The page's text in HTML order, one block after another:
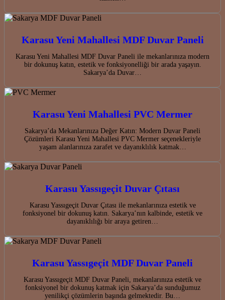
Karasu Yeni Mahallesi MDF Duvar Paneli
Karasu Yeni Mahallesi MDF Duvar Paneli ile mekanlarınıza modern
bir dokunuş katın, estetik ve fonksiyonelliği bir arada yaşayın.
Sakarya’da Duvar…
Karasu Yeni Mahallesi PVC Mermer
Sakarya’da Mekanlarınıza Değer Katın: Modern Duvar Paneli
Çözümleri Karasu Yeni Mahallesi PVC Mermer seçenekleriyle
yaşam alanlarınıza zarafet ve dayanıklılık katmak…
Karasu Yassıgeçit Duvar Çıtası
Karasu Yassıgeçit Duvar Çıtası ile mekanlarınıza estetik ve
fonksiyonel bir dokunuş katın. Sakarya’nın kalbinde, estetik ve
dayanıklılığı bir araya getiren…
Karasu Yassıgeçit MDF Duvar Paneli
Karasu Yassıgeçit MDF Duvar Paneli, mekanlarınıza estetik ve
fonksiyonel bir dokunuş katmak için Sakarya’da sunduğumuz
yenilikçi çözümlerin başında gelmektedir. Bu…